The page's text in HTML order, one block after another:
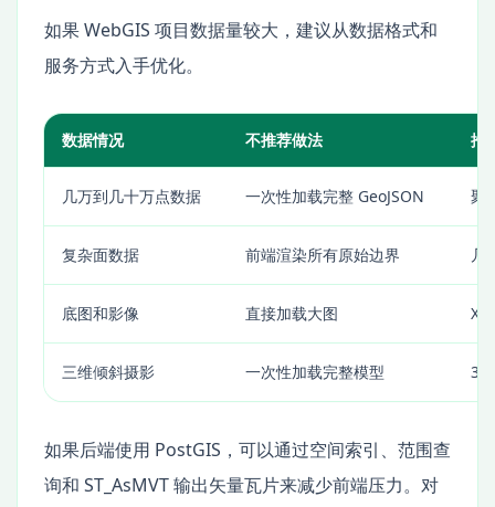
如果 WebGIS 项目数据量较大，建议从数据格式和
服务方式入手优化。
数据情况 不推荐做法 推
几万到几十万点数据 一次性加载完整 GeoJSON 聚
复杂面数据 前端渲染所有原始边界 几
底图和影像 直接加载大图
三维倾斜摄影 一次性加载完整模型 3D
如果后端使用 PostGIS，可以通过空间索引、范围查
询和 ST_AsMVT 输出矢量瓦片来减少前端压力。对